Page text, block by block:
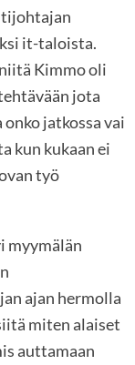
it-taloista.
Kimmo oli
jota
jatkossa vai
kun kukaan ei
työ
myymälän
ajan hermolla
miten alaiset
auttamaan